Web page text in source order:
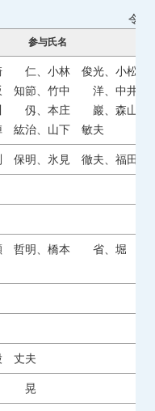
令和
参与氏名
仁、小林 俊光、小松
知節、竹中 洋、中井
川 仭、本庄 巖、森山
紘治、山下 敏夫
保明、氷見 徹夫、福
哲明、橋本 省、堀
丈夫
晃